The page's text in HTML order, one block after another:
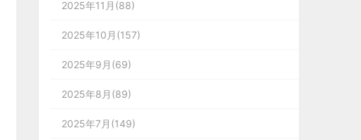
2025年11月(88)
2025年10月(157)
2025年9月(69)
2025年8月(89)
2025年7月(149)